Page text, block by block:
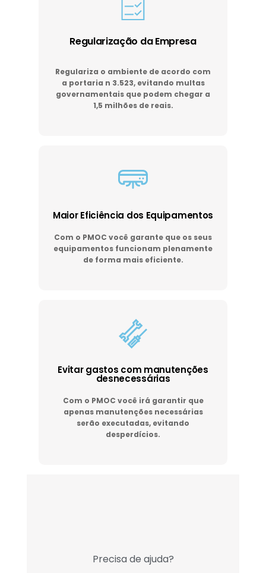
Regularização da Empresa
Regulariza o ambiente de acordo com
a portaria n 3.523, evitando multas
governamentais que podem chegar a
1,5 milhões de reais.
Maior Eficiência dos Equipamentos
Com o PMOC você garante que os seus
equipamentos funcionam plenamente
de forma mais eficiente.
Evitar gastos com manutenções
desnecessárias
Com o PMOC você irá garantir que
apenas manutenções necessárias
serão executadas, evitando
desperdícios.
Precisa de ajuda?